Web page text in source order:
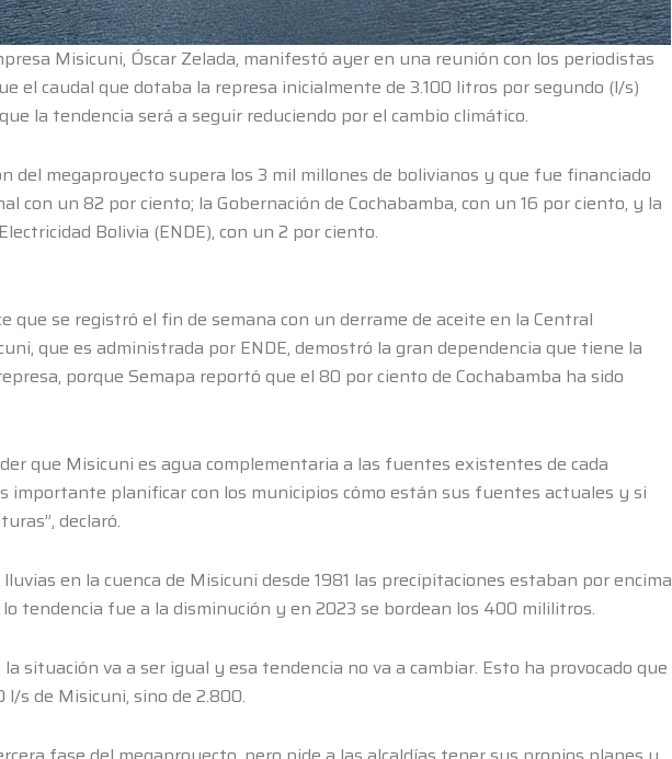
Misicuni, Óscar Zelada, manifestó ayer en una reunión con los periodistas
el caudal que dotaba la represa inicialmente de 3.100 litros por segundo (l/s)
la tendencia será a seguir reduciendo por el cambio climático.
del megaproyecto supera los 3 mil millones de bolivianos y que fue financiado
con un 82 por ciento; la Gobernación de Cochabamba, con un 16 por ciento, y la
Bolivia (ENDE), con un 2 por ciento.
que se registró el fin de semana con un derrame de aceite en la Central
que es administrada por ENDE, demostró la gran dependencia que tiene la
porque Semapa reportó que el 80 por ciento de Cochabamba ha sido
que Misicuni es agua complementaria a las fuentes existentes de cada
importante planificar con los municipios cómo están sus fuentes actuales y si
declaró.
en la cuenca de Misicuni desde 1981 las precipitaciones estaban por encima
tendencia fue a la disminución y en 2023 se bordean los 400 mililitros.
situación va a ser igual y esa tendencia no va a cambiar. Esto ha provocado que
l/s de Misicuni, sino de 2.800.